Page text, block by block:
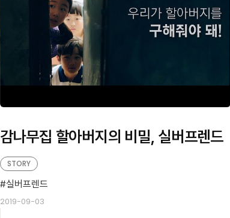
감나무집 할아버지의 비밀, 실버프렌드
2019-09-03
STORY
실버프렌드